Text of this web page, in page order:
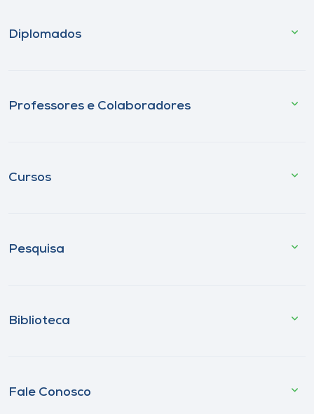
Diplomados
Professores e Colaboradores
Cursos
Pesquisa
Biblioteca
Fale Conosco